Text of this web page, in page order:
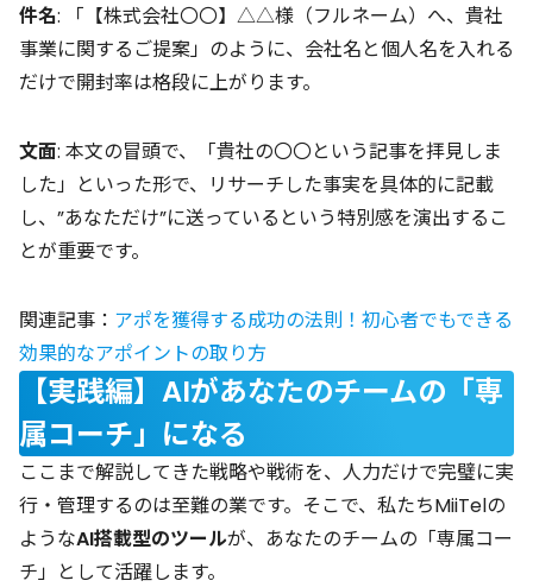
件名: 「【株式会社〇〇】△△様（フルネーム）へ、貴社
事業に関するご提案」のように、会社名と個人名を入れる
だけで開封率は格段に上がります。
文面: 本文の冒頭で、「貴社の〇〇という記事を拝見しま
した」といった形で、リサーチした事実を具体的に記載
し、”あなただけ”に送っているという特別感を演出するこ
とが重要です。
関連記事： アポを獲得する成功の法則！初心者でもできる
効果的なアポイントの取り方
【実践編】AIがあなたのチームの「専
属コーチ」になる
ここまで解説してきた戦略や戦術を、人力だけで完璧に実
行・管理するのは至難の業です。そこで、私たちMiiTelの
ようなAI搭載型のツールが、あなたのチームの「専属コー
チ」として活躍します。